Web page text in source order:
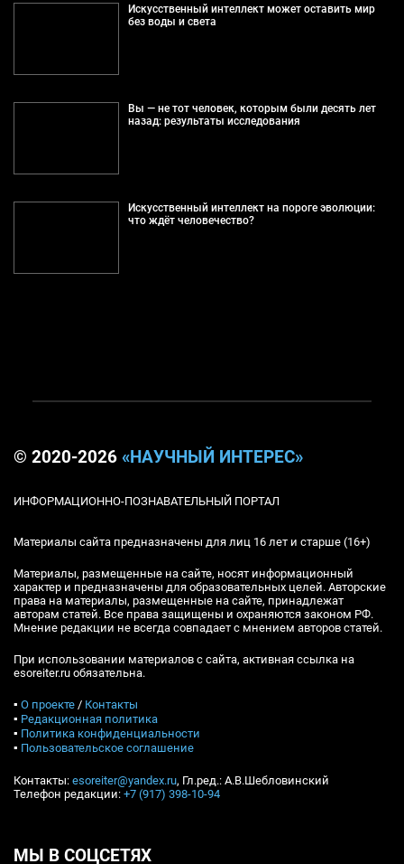
Искусственный интеллект может оставить мир
без воды и света
Вы — не тот человек, которым были десять лет
назад: результаты исследования
Искусственный интеллект на пороге эволюции:
что ждёт человечество?
© 2020-2026 «НАУЧНЫЙ ИНТЕРЕС»
ИНФОРМАЦИОННО-ПОЗНАВАТЕЛЬНЫЙ ПОРТАЛ
Материалы сайта предназначены для лиц 16 лет и старше (16+)
Материалы, размещенные на сайте, носят информационный
характер и предназначены для образовательных целей. Авторские
права на материалы, размещенные на сайте, принадлежат
авторам статей. Все права защищены и охраняются законом РФ.
Мнение редакции не всегда совпадает с мнением авторов статей.
При использовании материалов с сайта, активная ссылка на
esoreiter.ru обязательна.
▪ О проекте / Контакты
▪ Редакционная политика
▪ Политика конфиденциальности
▪ Пользовательское соглашение
Контакты: esoreiter@yandex.ru, Гл.ред.: А.В.Шебловинский
Телефон редакции: +7 (917) 398-10-94
МЫ В СОЦСЕТЯХ